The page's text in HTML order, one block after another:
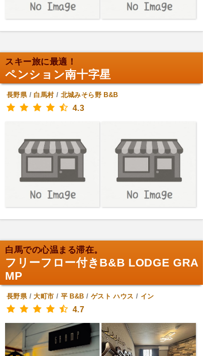
スキー旅に最適！
ペンション南十字星
長野県/ 白馬村/ 北城みそら野 B&B
4.3
白馬での心温まる滞在。
フリーフロー付きB&B LODGE GRA
MP
長野県/大町市 / 平 B&B / ゲスト ハウス / イン
4.7